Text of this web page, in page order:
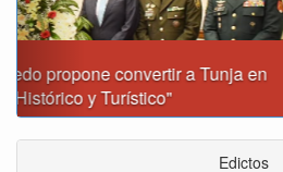
Gobernación y Alcaldía de
con inversiones superiores
Edictos